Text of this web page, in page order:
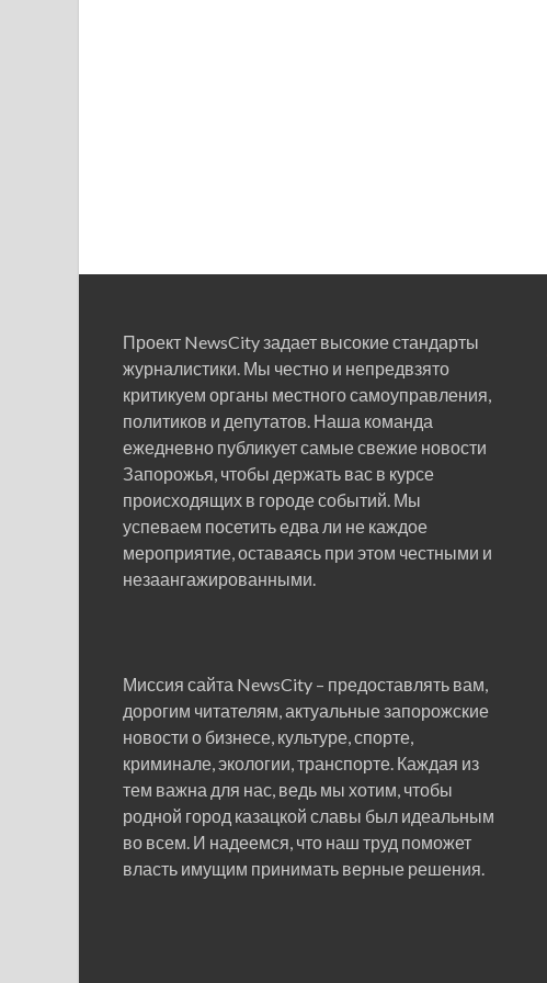
Проект NewsCity задает высокие стандарты
журналистики. Мы честно и непредвзято
критикуем органы местного самоуправления,
политиков и депутатов. Наша команда
ежедневно публикует самые свежие новости
Запорожья, чтобы держать вас в курсе
происходящих в городе событий. Мы
успеваем посетить едва ли не каждое
мероприятие, оставаясь при этом честными и
незаангажированными.
Миссия сайта NewsCity – предоставлять вам,
дорогим читателям, актуальные запорожские
новости о бизнесе, культуре, спорте,
криминале, экологии, транспорте. Каждая из
тем важна для нас, ведь мы хотим, чтобы
родной город казацкой славы был идеальным
во всем. И надеемся, что наш труд поможет
власть имущим принимать верные решения.